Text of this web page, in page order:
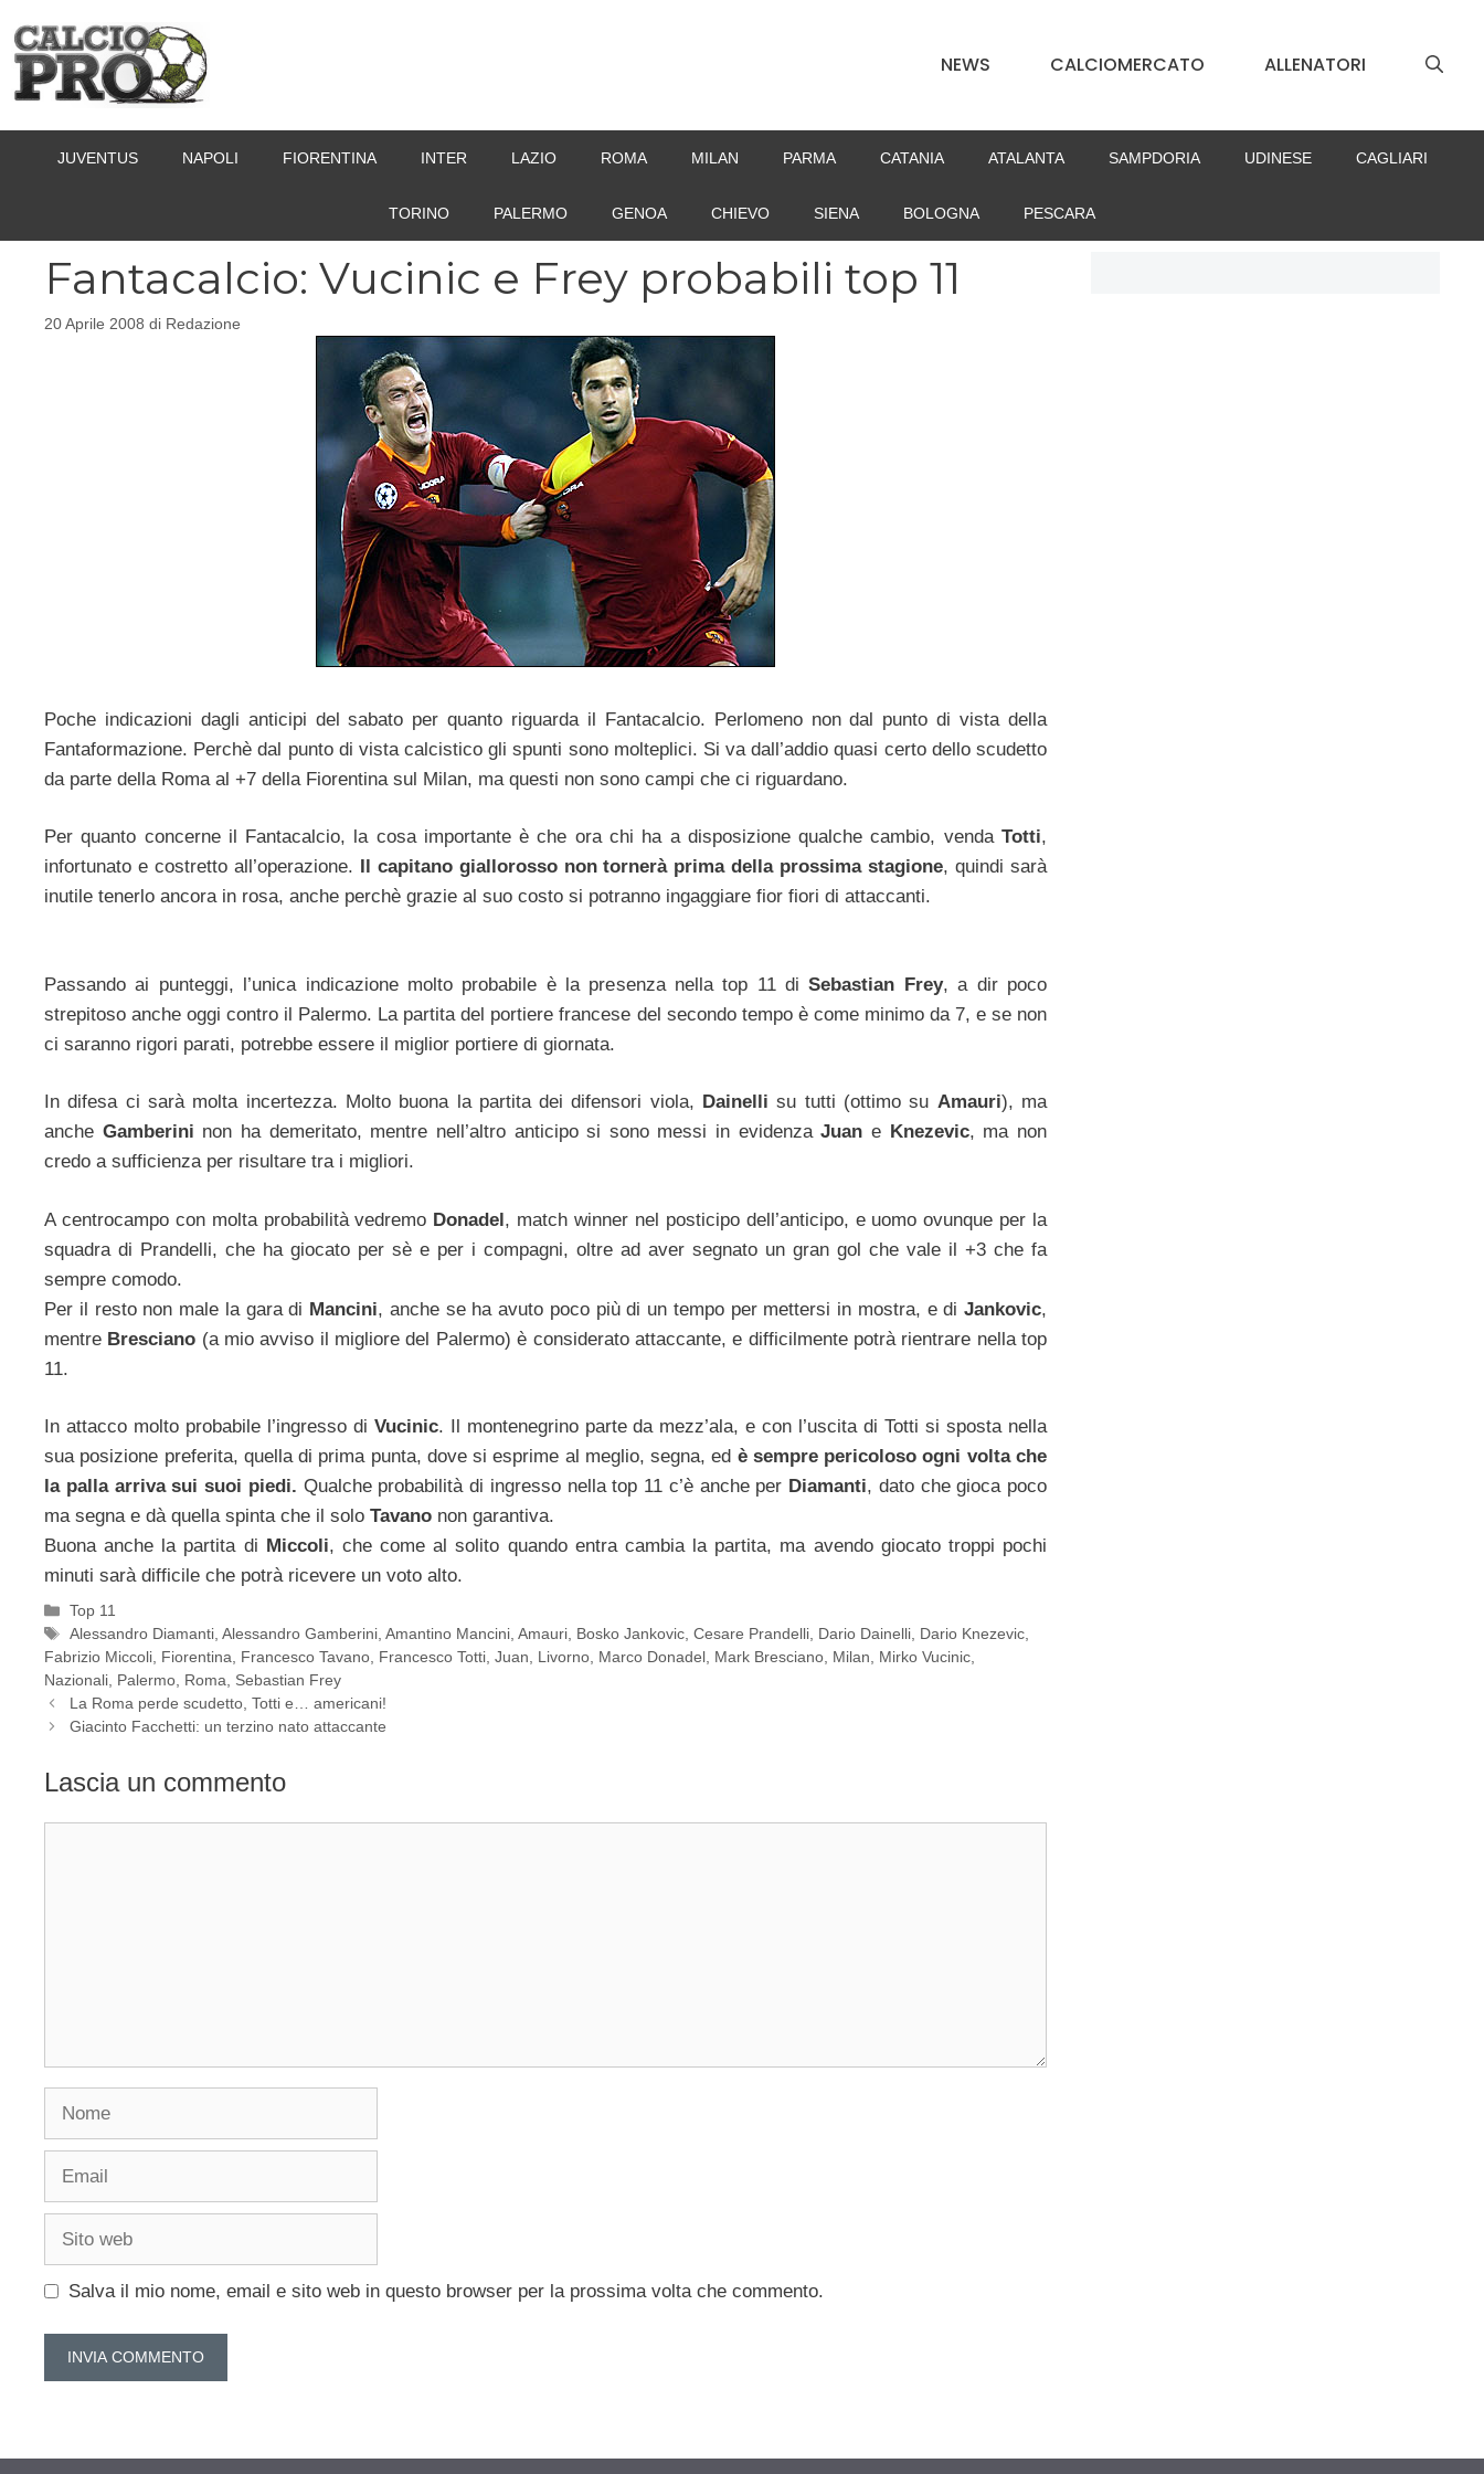
contenuto
NEWS CALCIOMERCATO ALLENATORI
JUVENTUS NAPOLI FIORENTINA INTER LAZIO ROMA MILAN PARMA CATANIA ATALANTA SAMPDORIA UDINESE CAGLIARI
TORINO PALERMO GENOA CHIEVO SIENA BOLOGNA PESCARA
Fantacalcio: Vucinic e Frey probabili top 11
20 Aprile 2008 di Redazione
Poche indicazioni dagli anticipi del sabato per quanto riguarda il Fantacalcio. Perlomeno non dal punto di vista della
Fantaformazione. Perchè dal punto di vista calcistico gli spunti sono molteplici. Si va dall’addio quasi certo dello scudetto
da parte della Roma al +7 della Fiorentina sul Milan, ma questi non sono campi che ci riguardano.
Per quanto concerne il Fantacalcio, la cosa importante è che ora chi ha a disposizione qualche cambio, venda Totti,
infortunato e costretto all’operazione.
Il capitano giallorosso non tornerà prima della prossima stagione, quindi sarà
inutile tenerlo ancora in rosa, anche perchè grazie al suo costo si potranno ingaggiare fior fiori di attaccanti.
Passando ai punteggi, l’unica indicazione molto probabile è la presenza nella top 11 diSebastian Frey, a dir poco
strepitoso anche oggi contro il Palermo. La partita del portiere francese del secondo tempo è come minimo da 7, e se non
ci saranno rigori parati, potrebbe essere il miglior portiere di giornata.
In difesa ci sarà molta incertezza. Molto buona la partita dei difensori viola, Dainellisu tutti (ottimo su Amauri), ma
anche Gamberini non ha demeritato, mentre nell’altro anticipo si sono messi in evidenzaJuane Knezevic, ma non
credo a sufficienza per risultare tra i migliori.
A centrocampo con molta probabilità vedremo Donadel, match winner nel posticipo dell’anticipo, e uomo ovunque per la
squadra di Prandelli, che ha giocato per sè e per i compagni, oltre ad aver segnato un gran gol che vale il +3 che fa
sempre comodo.
Per il resto non male la gara di Mancini, anche se ha avuto poco più di un tempo per mettersi in mostra, e di Jankovic,
mentre Bresciano (a mio avviso il migliore del Palermo) è considerato attaccante, e difficilmente potrà rientrare nella top
11.
In attacco molto probabile l’ingresso di Vucinic. Il montenegrino parte da mezz’ala, e con l’uscita di Totti si sposta nella
sua posizione preferita, quella di prima punta, dove si esprime al meglio, segna, ed è sempre pericoloso ogni volta che
la palla arriva sui suoi piedi. Qualche probabilità di ingresso nella top 11 c’è anche per Diamanti, dato che gioca poco
ma segna e dà quella spinta che il solo Tavano non garantiva.
Buona anche la partita di Miccoli, che come al solito quando entra cambia la partita, ma avendo giocato troppi pochi
minuti sarà difficile che potrà ricevere un voto alto.
Categorie
Top 11
Tag
Alessandro Diamanti,Alessandro Gamberini,Amantino Mancini,Amauri, Bosko Jankovic,Cesare Prandelli, Dario Dainelli, Dario Knezevic,
Fabrizio Miccoli, Fiorentina, Francesco Tavano, Francesco Totti, Juan, Livorno, Marco Donadel, Mark Bresciano, Milan, Mirko Vucinic,
Nazionali, Palermo, Roma, Sebastian Frey
La Roma perde scudetto, Totti e… americani!
Giacinto Facchetti: un terzino nato attaccante
Lascia un commento
Salva il mio nome, email e sito web in questo browser per la prossima volta che commento.